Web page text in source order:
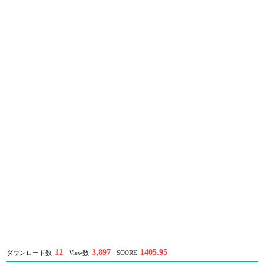
ダウンロード数 12 View数 3,897 SCORE 1405.95